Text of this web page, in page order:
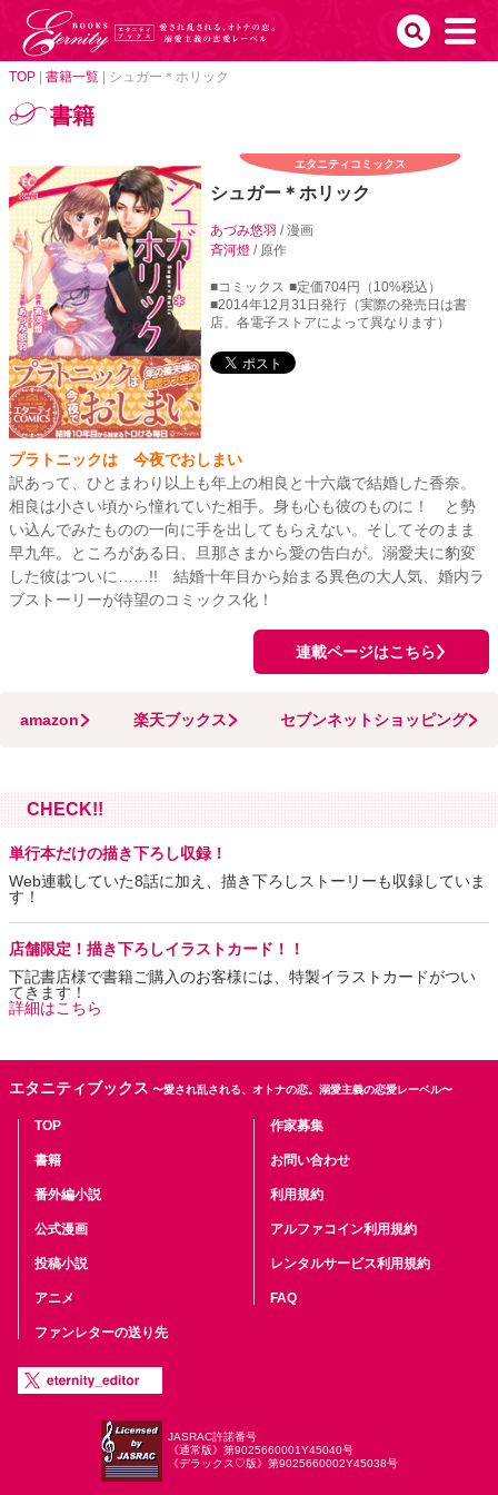
TOP 書籍一覧 シュガー＊ホリック
書籍
エタニティコミックス
シュガー＊ホリック
あづみ悠羽/ 漫画
斉河燈/ 原作
■コミックス ■定価704円（10%税込）
■2014年12月31日発行（実際の発売日は書
店、各電子ストアによって異なります）
プラトニックは 今夜でおしまい
訳あって、ひとまわり以上も年上の相良と十六歳で結婚した香奈。
相良は小さい頃から憧れていた相手。身も心も彼のものに！ と勢
い込んでみたものの一向に手を出してもらえない。そしてそのまま
早九年。ところがある日、旦那さまから愛の告白が。溺愛夫に豹変
した彼はついに……!! 結婚十年目から始まる異色の大人気、婚内ラ
ブストーリーが待望のコミックス化！
連載ページはこちら
amazon 楽天ブックス セブンネットショッピング
CHECK!!
単行本だけの描き下ろし収録！
Web連載していた8話に加え、描き下ろしストーリーも収録していま
す！
店舗限定！描き下ろしイラストカード！！
下記書店様で書籍ご購入のお客様には、特製イラストカードがつい
てきます！
詳細はこちら
エタニティブックス 〜愛され乱される、オトナの恋。溺愛主義の恋愛レーベル〜
TOP
書籍
番外編小説
公式漫画
投稿小説
アニメ
ファンレターの送り先
作家募集
お問い合わせ
利用規約
アルファコイン利用規約
レンタルサービス利用規約
FAQ
JASRAC許諾番号
《通常版》第9025660001Y45040号
《デラックス♡版》第9025660002Y45038号